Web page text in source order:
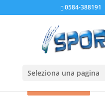
0584-388191
Seleziona una pagina
In offerta!